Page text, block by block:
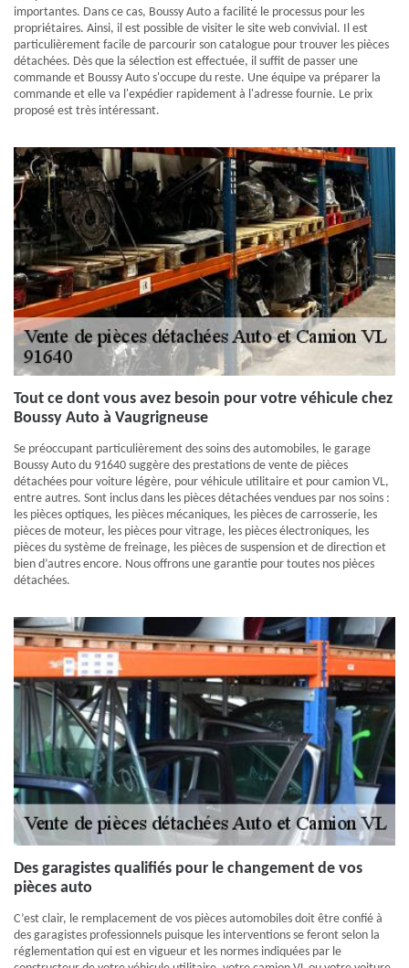
importantes. Dans ce cas, Boussy Auto a facilité le processus pour les
propriétaires. Ainsi, il est possible de visiter le site web convivial. Il est
particulièrement facile de parcourir son catalogue pour trouver les pièces
détachées. Dès que la sélection est effectuée, il suffit de passer une
commande et Boussy Auto s'occupe du reste. Une équipe va préparer la
commande et elle va l'expédier rapidement à l'adresse fournie. Le prix
proposé est très intéressant.
Tout ce dont vous avez besoin pour votre véhicule chez
Boussy Auto à Vaugrigneuse
Se préoccupant particulièrement des soins des automobiles, le garage
Boussy Auto du 91640 suggère des prestations de vente de pièces
détachées pour voiture légère, pour véhicule utilitaire et pour camion VL,
entre autres. Sont inclus dans les pièces détachées vendues par nos soins :
les pièces optiques, les pièces mécaniques, les pièces de carrosserie, les
pièces de moteur, les pièces pour vitrage, les pièces électroniques, les
pièces du système de freinage, les pièces de suspension et de direction et
bien d’autres encore. Nous offrons une garantie pour toutes nos pièces
détachées.
Des garagistes qualifiés pour le changement de vos
pièces auto
C’est clair, le remplacement de vos pièces automobiles doit être confié à
des garagistes professionnels puisque les interventions se feront selon la
réglementation qui est en vigueur et les normes indiquées par le